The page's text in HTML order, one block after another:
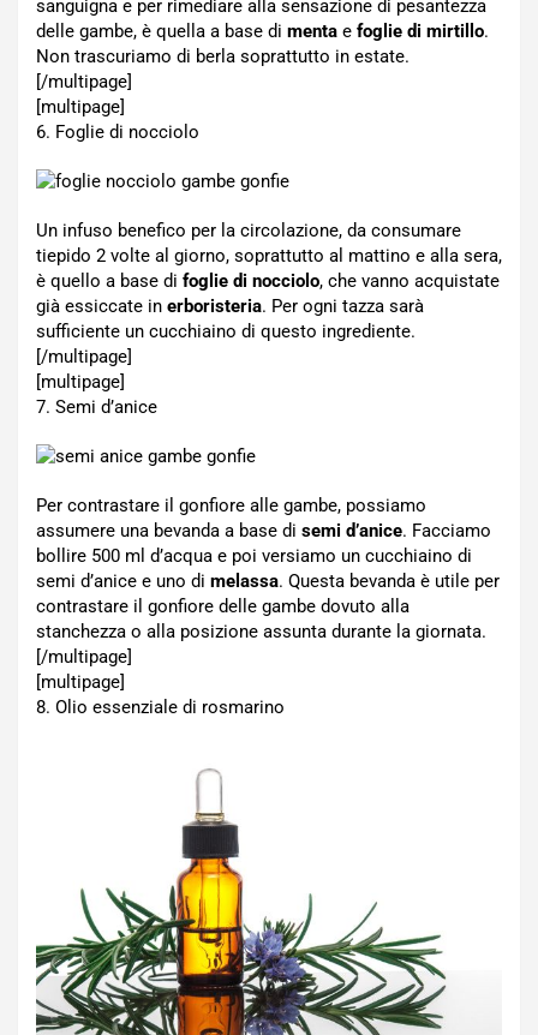
sanguigna e per rimediare alla sensazione di pesantezza
delle gambe, è quella a base di menta e foglie di mirtillo.
Non trascuriamo di berla soprattutto in estate.
[/multipage]
[multipage]
6. Foglie di nocciolo
Un infuso benefico per la circolazione, da consumare
tiepido 2 volte al giorno, soprattutto al mattino e alla sera,
è quello a base di foglie di nocciolo, che vanno acquistate
già essiccate in erboristeria. Per ogni tazza sarà
sufficiente un cucchiaino di questo ingrediente.
[/multipage]
[multipage]
7. Semi d’anice
Per contrastare il gonfiore alle gambe, possiamo
assumere una bevanda a base di semi d’anice. Facciamo
bollire 500 ml d’acqua e poi versiamo un cucchiaino di
semi d’anice e uno di melassa. Questa bevanda è utile per
contrastare il gonfiore delle gambe dovuto alla
stanchezza o alla posizione assunta durante la giornata.
[/multipage]
[multipage]
8. Olio essenziale di rosmarino